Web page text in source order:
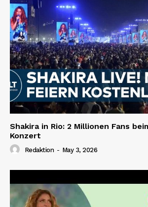
Shakira in Rio: 2 Millionen Fans
Konzert
Redaktion - May 3, 2026